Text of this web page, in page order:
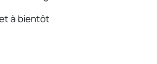
à bientôt